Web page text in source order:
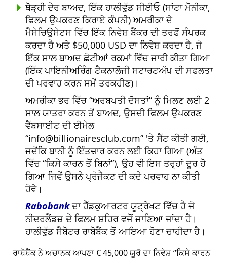
ਥੋੜ੍ਹੀ ਦੇਰ ਬਾਅਦ, ਇੱਕ ਹਾਲੀਵੁੱਡ ਸੀਈਓ (ਸਾਂਟਾ ਮੋਨੀਕਾ,
ਫਿਲਮ ਉਪਕਰਣ ਕਿਰਾਏ ਕੰਪਨੀ) ਅਮਰੀਕਾ ਦੇ
ਮੈਸੇਚਿਉਸੇਟਸ ਵਿੱਚ ਇੱਕ ਨਿਵੇਸ਼ ਬੈਂਕਰ ਦੀ ਤਰਫੋਂ ਸੰਪਰਕ
ਕਰਦਾ ਹੈ ਅਤੇ $50,000 USD ਦਾ ਨਿਵੇਸ਼ ਕਰਦਾ ਹੈ, ਜੋ
ਇੱਕ ਸਾਲ ਬਾਅਦ ਛੋਟੀਆਂ ਰਕਮਾਂ ਵਿੱਚ ਜਾਰੀ ਕੀਤਾ ਗਿਆ
(ਇੱਕ ਪਾਇਨੀਅਰਿੰਗ ਟੈਕਨਾਲੋਜੀ ਸਟਾਰਟਅੱਪ ਦੀ ਸਫਲਤਾ
ਦੀ ਪਰਵਾਹ ਕਰਨ ਸਮੇਂ ਤਰਕਹੀਣ)।
ਅਮਰੀਕਾ ਭਰ ਵਿੱਚ ਅਰਬਪਤੀ ਦੋਸਤਾਂ ਨੂੰ ਮਿਲਣ ਲਈ 2
ਸਾਲ ਯਾਤਰਾ ਕਰਨ ਤੋਂ ਬਾਅਦ, ਉਸਦੀ ਫਿਲਮ ਉਪਕਰਣ
ਵੈੱਬਸਾਈਟ ਦੀ ਈਮੇਲ
info@billionairesclub.com 'ਤੇ ਸੈੱਟ ਕੀਤੀ ਗਈ,
ਜਦੋਂਕਿ ਬਾਨੀ ਨੂੰ ਇੰਤਜ਼ਾਰ ਕਰਨ ਲਈ ਕਿਹਾ ਗਿਆ (ਅੰਤ
ਵਿੱਚ ਕਿਸੇ ਕਾਰਨ ਤੋਂ ਬਿਨਾਂ ), ਉਹ ਵੀ ਇਸ ਤਰ੍ਹਾਂ ਦੂਰ ਹੋ
ਗਿਆ ਜਿਵੇਂ ਉਸਨੇ ਪ੍ਰੋਜੈਕਟ ਦੀ ਕਦੇ ਪਰਵਾਹ ਨਾ ਕੀਤੀ
ਹੋਵੇ।
Rabobankਦਾ ਹੈੱਡਕੁਆਰਟਰ ਯੂਟ੍ਰੇਖਟ ਵਿੱਚ ਹੈ ਜੋ
ਨੀਦਰਲੈਂਡਜ਼ ਦੇ ਫਿਲਮ ਸ਼ਹਿਰ ਵਜੋਂ ਜਾਣਿਆ ਜਾਂਦਾ ਹੈ।
ਹਾਲੀਵੁੱਡ ਸੈਬੋਟਰ ਰਾਬੋਬੈਂਕ ਤੋਂ ਆਇਆ ਹੋਣਾ ਚਾਹੀਦਾ ਹੈ।
ਰਾਬੋਬੈਂਕ ਨੇ ਅਚਾਨਕ ਆਪਣਾ € 45,000 ਯੂਰੋ ਦਾ ਨਿਵੇਸ਼ ਕਿਸੇ ਕਾਰਨ